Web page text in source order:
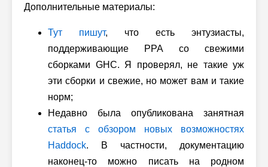
Дополнительные материалы:
Тут пишут, что есть энтузиасты,
поддерживающие PPA со свежими
сборками GHC. Я проверял, не такие уж
эти сборки и свежие, но может вам и такие
норм;
Недавно была опубликована занятная
статья с обзором новых возможностях
Haddock. В частности, документацию
наконец-то можно писать на родном